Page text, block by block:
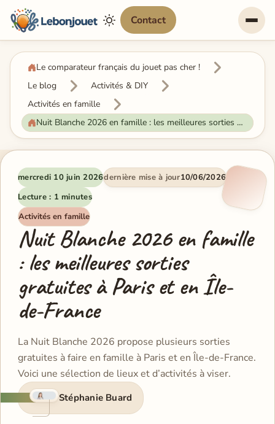
Contact
Le comparateur français du jouet pas cher !
Le blog
Activités & DIY
Activités en famille
Nuit Blanche 2026 en famille : les meilleures sorties gratuites à Paris et en Île-de-France
mercredi 10 juin 2026dernière mise à jour10/06/2026
Lecture : 1 minutes
Activités en famille
Nuit Blanche 2026 en famille
: les meilleures sorties
gratuites à Paris et en Île-
de-France
La Nuit Blanche 2026 propose plusieurs sorties
gratuites à faire en famille à Paris et en Île-de-France.
Voici une sélection de lieux et d’activités à viser.
Stéphanie Buard